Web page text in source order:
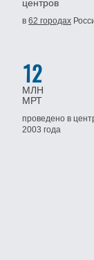
центров
в62 городах
12
МЛН
МРТ
проведено в
2003 года